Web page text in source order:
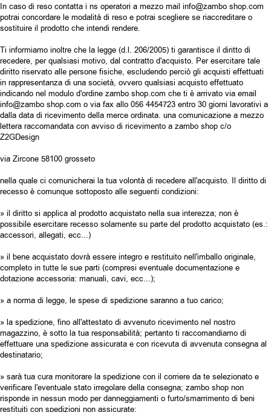
In caso di reso contatta i ns operatori a mezzo mail info@zambo shop.com
potrai concordare le modalità di reso e potrai scegliere se riaccreditare o
sostituire il prodotto che intendi rendere.
Ti informiamo inoltre che la legge (d.l. 206/2005) ti garantisce il diritto di
recedere, per qualsiasi motivo, dal contratto d'acquisto. Per esercitare tale
diritto riservato alle persone fisiche, escludendo perciò gli acquisti effettuati
in rappresentanza di una società, ovvero qualsiasi acquisto effettuato
indicando nel modulo d'ordine zambo shop.com che ti è arrivato via email
info@zambo shop.com o via fax allo 056 4454723 entro 30 giorni lavorativi a
dalla data di ricevimento della merce ordinata. una comunicazione a mezzo
lettera raccomandata con avviso di ricevimento a zambo shop c/o
Z2GDesign
via Zircone 58100 grosseto
nella quale ci comunicherai la tua volontà di recedere all'acquisto. Il diritto di
recesso è comunque sottoposto alle seguenti condizioni:
» il diritto si applica al prodotto acquistato nella sua interezza; non è
possibile esercitare recesso solamente su parte del prodotto acquistato (es.:
accessori, allegati, ecc...)
» il bene acquistato dovrà essere integro e restituito nell'imballo originale,
completo in tutte le sue parti (compresi eventuale documentazione e
dotazione accessoria: manuali, cavi, ecc...);
» a norma di legge, le spese di spedizione saranno a tuo carico;
» la spedizione, fino all'attestato di avvenuto ricevimento nel nostro
magazzino, è sotto la tua responsabilità; pertanto ti raccomandiamo di
effettuare una spedizione assicurata e con ricevuta di avvenuta consegna al
destinatario;
» sarà tua cura monitorare la spedizione con il corriere da te selezionato e
verificare l'eventuale stato irregolare della consegna; zambo shop non
risponde in nessun modo per danneggiamenti o furto/smarrimento di beni
restituiti con spedizioni non assicurate;